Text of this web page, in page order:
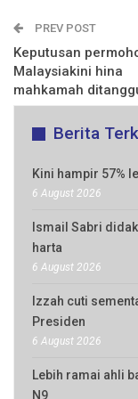
PREV POST
Keputusan
Malaysiakini hina
mahkamah
Berita
Kini hampir 57%
6 August 2026
Ismail Sabri
harta
6 August 2026
Izzah cuti
Presiden
6 August 2026
Lebih ramai ahli
N9